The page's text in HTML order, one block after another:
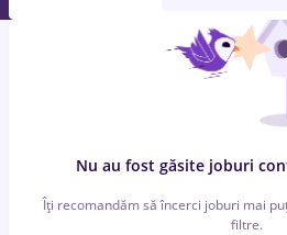
Nu au fost găsite joburi
Îți recomandăm să încerci joburi mai
filtre.